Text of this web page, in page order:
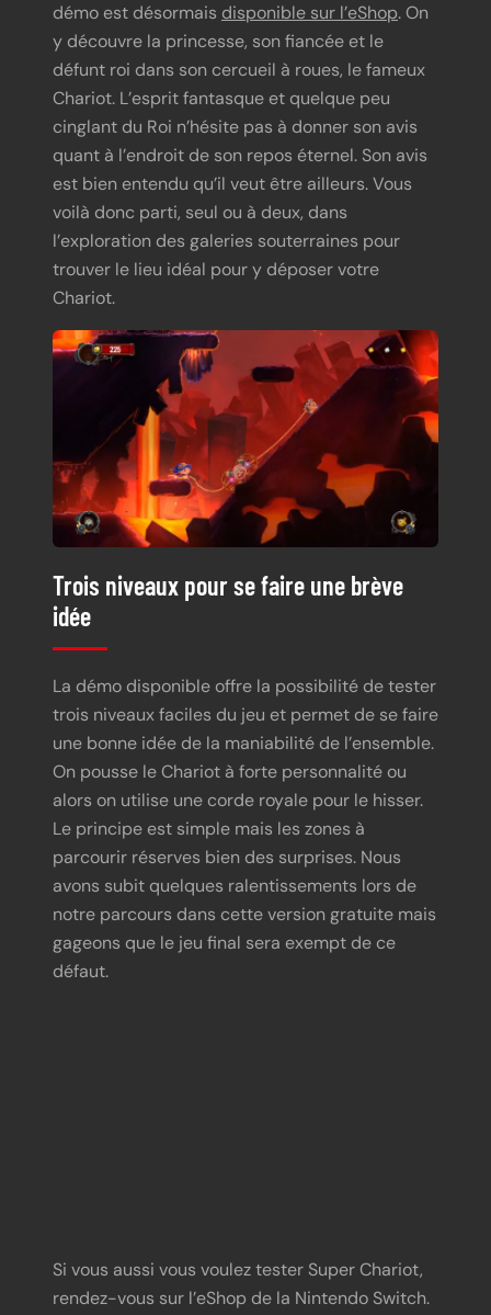
démo est désormais disponible sur l’eShop. On
y découvre la princesse, son fiancée et le
défunt roi dans son cercueil à roues, le fameux
Chariot. L’esprit fantasque et quelque peu
cinglant du Roi n’hésite pas à donner son avis
quant à l’endroit de son repos éternel. Son avis
est bien entendu qu’il veut être ailleurs. Vous
voilà donc parti, seul ou à deux, dans
l’exploration des galeries souterraines pour
trouver le lieu idéal pour y déposer votre
Chariot.
Trois niveaux pour se faire une brève
idée
La démo disponible offre la possibilité de tester
trois niveaux faciles du jeu et permet de se faire
une bonne idée de la maniabilité de l’ensemble.
On pousse le Chariot à forte personnalité ou
alors on utilise une corde royale pour le hisser.
Le principe est simple mais les zones à
parcourir réserves bien des surprises. Nous
avons subit quelques ralentissements lors de
notre parcours dans cette version gratuite mais
gageons que le jeu final sera exempt de ce
défaut.
Si vous aussi vous voulez tester Super Chariot,
rendez-vous sur l’eShop de la Nintendo Switch.